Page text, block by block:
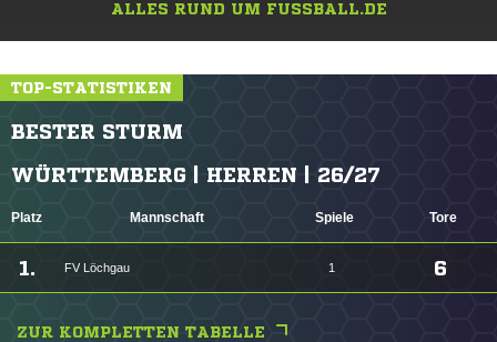
ALLES RUND UM FUSSBALL.DE
TOP-STATISTIKEN
BESTER STURM
WÜRTTEMBERG | HERREN | 26/27
Platz Mannschaft Spiele Tore
1. FV Löchgau 1 6
ZUR KOMPLETTEN TABELLE